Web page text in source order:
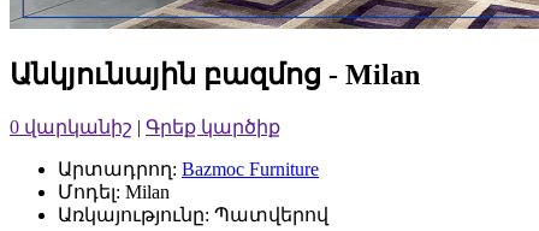
Անկյունային բազմոց - Milan
0 վարկանիշ | Գրեք կարծիք
Արտադրող: Bazmoc Furniture
Մոդել: Milan
Առկայությունը: Պատվերով